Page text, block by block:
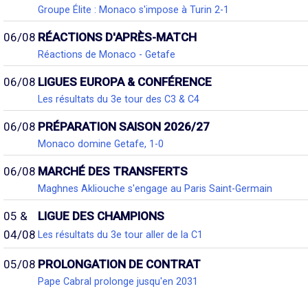
Groupe Élite : Monaco s'impose à Turin 2-1
06/08 RÉACTIONS D'APRÈS-MATCH
Réactions de Monaco - Getafe
06/08 LIGUES EUROPA & CONFÉRENCE
Les résultats du 3e tour des C3 & C4
06/08 PRÉPARATION SAISON 2026/27
Monaco domine Getafe, 1-0
06/08 MARCHÉ DES TRANSFERTS
Maghnes Akliouche s'engage au Paris Saint-Germain
05 &
04/08
LIGUE DES CHAMPIONS
Les résultats du 3e tour aller de la C1
05/08 PROLONGATION DE CONTRAT
Pape Cabral prolonge jusqu'en 2031